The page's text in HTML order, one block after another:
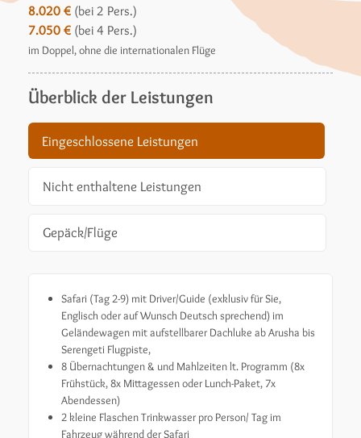
8.020 € (bei 2 Pers.)
7.050 € (bei 4 Pers.)
im Doppel, ohne die internationalen Flüge
Überblick der Leistungen
Eingeschlossene Leistungen
Nicht enthaltene Leistungen
Gepäck/Flüge
Safari (Tag 2-9) mit Driver/Guide (exklusiv für Sie,
Englisch oder auf Wunsch Deutsch sprechend) im
Geländewagen mit aufstellbarer Dachluke ab Arusha bis
Serengeti Flugpiste,
8 Übernachtungen & und Mahlzeiten lt. Programm (8x
Frühstück, 8x Mittagessen oder Lunch-Paket, 7x
Abendessen)
2 kleine Flaschen Trinkwasser pro Person/ Tag im
Fahrzeug während der Safari